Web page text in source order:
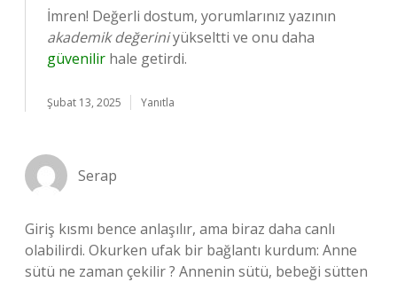
İmren! Değerli dostum, yorumlarınız yazının
akademik değeriniyükseltti ve onu daha
güvenilir hale getirdi.
Şubat 13, 2025 Yanıtla
Serap
Giriş kısmı bence anlaşılır, ama biraz daha canlı
olabilirdi. Okurken ufak bir bağlantı kurdum: Anne
sütü ne zaman çekilir ? Annenin sütü, bebeği sütten